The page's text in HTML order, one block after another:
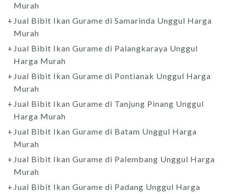
Murah
Jual Bibit Ikan Gurame di Samarinda Unggul Harga
Murah
Jual Bibit Ikan Gurame di Palangkaraya Unggul
Harga Murah
Jual Bibit Ikan Gurame di Pontianak Unggul Harga
Murah
Jual Bibit Ikan Gurame di Tanjung Pinang Unggul
Harga Murah
Jual Bibit Ikan Gurame di Batam Unggul Harga
Murah
Jual Bibit Ikan Gurame di Palembang Unggul Harga
Murah
Jual Bibit Ikan Gurame di Padang Unggul Harga